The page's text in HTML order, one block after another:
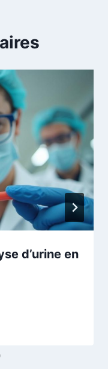
d’urine en